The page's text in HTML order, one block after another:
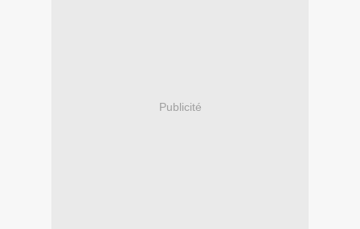
Publicité